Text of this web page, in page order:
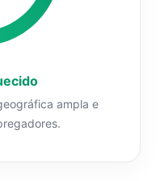
ampla e